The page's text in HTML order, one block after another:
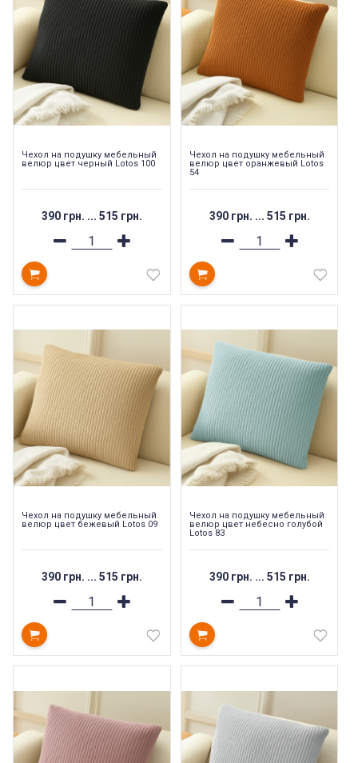
Чехол на подушку мебельный
велюр цвет черный Lotos 100
390 грн. ... 515 грн.
Чехол на подушку мебельный
велюр цвет оранжевый Lotos
54
390 грн. ... 515 грн.
Чехол на подушку мебельный
велюр цвет бежевый Lotos 09
390 грн. ... 515 грн.
Чехол на подушку мебельный
велюр цвет небесно голубой
Lotos 83
390 грн. ... 515 грн.